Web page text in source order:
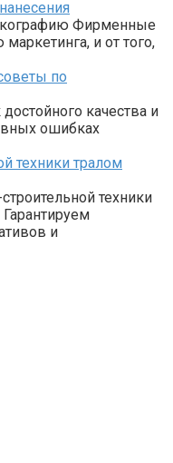
Фирменные
и от того,
по
качества и
ошибках
техники тралом
техники
и